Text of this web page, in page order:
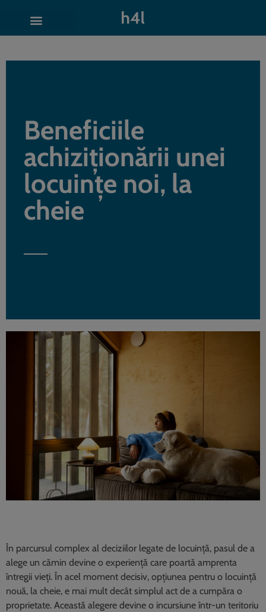
Beneficiile
achiziționării unei
locuințe noi, la
cheie
În parcursul complex al deciziilor legate de locuință, pasul de a
alege un cămin devine o experiență care poartă amprenta
întregii vieți. În acel moment decisiv, opțiunea pentru o locuință
nouă, la cheie, e mai mult decât simplul act de a cumpăra o
proprietate. Această alegere devine o incursiune într-un teritoriu